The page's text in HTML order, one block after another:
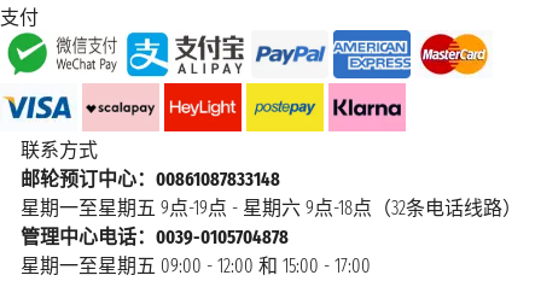
支付
联系方式
邮轮预订中心：00861087833148
星期一至星期五 9点-19点 - 星期六 9点-18点（32条电话线路）
管理中心电话：0039-0105704878
星期一至星期五 09:00 - 12:00 和 15:00 - 17:00